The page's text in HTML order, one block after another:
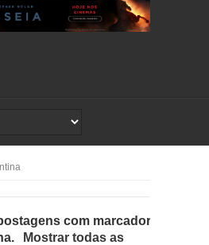
com marcador
.
Mostrar todas as